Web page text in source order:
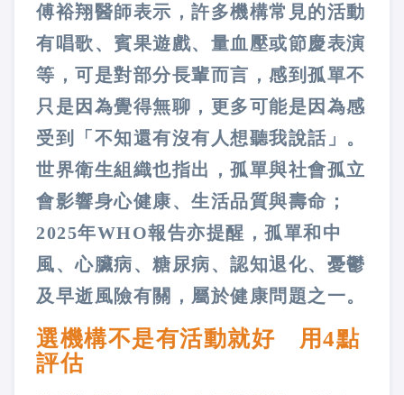
傅裕翔醫師表示，許多機構常見的活動
有唱歌、賓果遊戲、量血壓或節慶表演
等，可是對部分長輩而言，感到孤單不
只是因為覺得無聊，更多可能是因為感
受到「不知還有沒有人想聽我說話」。
世界衛生組織也指出，孤單與社會孤立
會影響身心健康、生活品質與壽命；
2025年WHO報告亦提醒，孤單和中
風、心臟病、糖尿病、認知退化、憂鬱
及早逝風險有關，屬於健康問題之一。
選機構不是有活動就好 用4點
評估